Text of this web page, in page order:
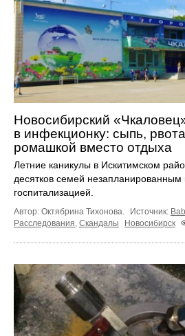
Новосибирский
в инфекционку: сыпь,
ромашкой вместо отдыха
Летние каникулы в Искитимском
десятков семей незапланированным
госпитализацией.
Автор: Октябрина Тихонова. Источник:
Расследования, Скандалы Новосибирск